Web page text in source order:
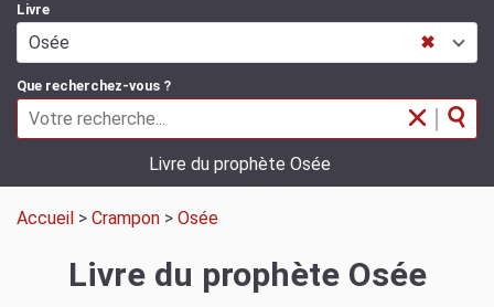
Livre
Osée ✖
Que recherchez-vous ?
|
Livre du prophète Osée
Accueil > Crampon > Osée
Livre du prophète Osée